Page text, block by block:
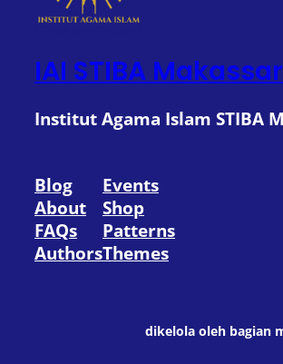
IAI STIBA Makassar
Institut Agama Islam STIBA
Blog
About
FAQs
Authors
Events
Shop
Patterns
Themes
dikelola oleh bagian